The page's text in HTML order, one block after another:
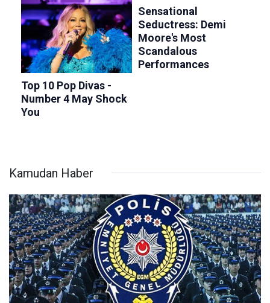
Kamudan Haber